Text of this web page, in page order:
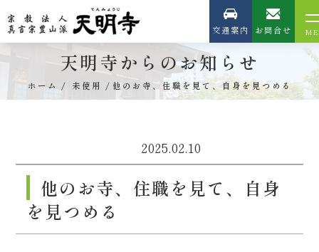
交通案内 お問合せ
天明寺からのお知らせ
ホーム 未使用 他のお寺、住職を見て、自身を見つめる
2025.02.10
他のお寺、住職を見て、自身
を見つめる